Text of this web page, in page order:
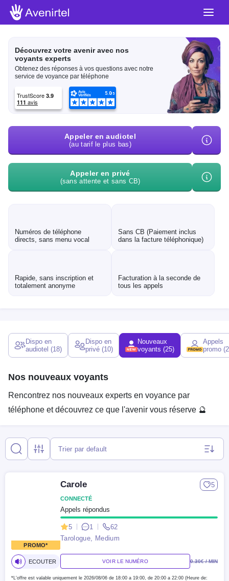
Découvrez votre avenir avec nos
voyants experts
Obtenez des réponses à vos questions avec notre
service de voyance par téléphone
Appeler en audiotel
(au tarif le plus bas)
Appeler en privé
(sans attente et sans CB)
Numéros de téléphone
directs, sans menu vocal
Sans CB (Paiement inclus
dans la facture téléphonique)
Rapide, sans inscription et
totalement anonyme
Facturation à la seconde de
tous les appels
Dispo en
audiotel (18)
Dispo en
privé (10)
Nouveaux
voyants (25)
Appels
promo
Nos nouveaux voyants
Rencontrez nos nouveaux experts en voyance par
téléphone et découvrez ce que l'avenir vous réserve 🔮
Trier par default
PROMO*
NOUVEAU
Carole 5
CONNECTÉ
Appels répondus
5 1
62
Tarologue, Medium
ECOUTER VOIR LE NUMÉRO 0.30€ / MIN
*L'offre est valable uniquement le 2026/08/06 de 18:00 a 19:00, de 20:00 a 22:00 (Heure de: